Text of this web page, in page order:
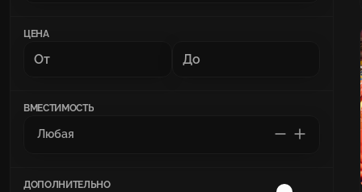
ЦЕНА
ВМЕСТИМОСТЬ
ДОПОЛНИТЕЛЬНО